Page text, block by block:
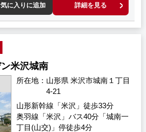
に入りに追加 詳細を見る
米沢城南
所在地
山形県 米沢市城南１丁目
4-21
山形新幹線「米沢」徒歩33分
奥羽線「米沢」バス40分「城南一
丁目(山交)」停徒歩4分